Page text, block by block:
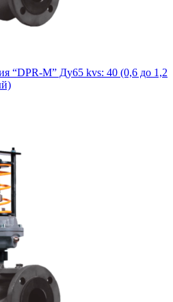
“DPR-M” Ду65 kvs: 40 (0,6 до 1,2